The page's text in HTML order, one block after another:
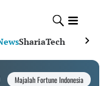
ShariaTech
Majalah Fortune Indonesia